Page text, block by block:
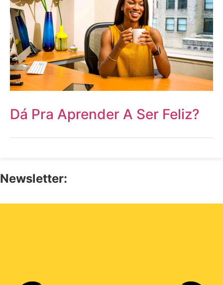
Dá Pra Aprender A Ser Feliz?
Newsletter: